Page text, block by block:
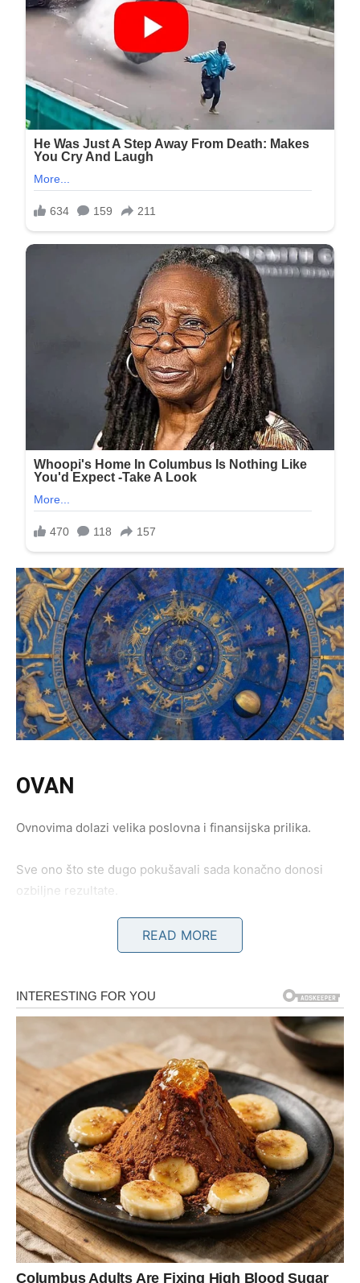
OVAN
Ovnovima dolazi velika poslovna i finansijska prilika.
Sve ono što ste dugo pokušavali sada konačno donosi
ozbiljne rezultate.
Sudbina vam otvara vrata uspjeha
BIK
Bikovima dolazi emotivni mir i sigurnost kakvu dugo nisu
osjetili.
Jedna osoba sada vam pokazuje koliko joj značite i koliko
želi ostati uz vas.
Ljubav vam vraća osmijeh
Pred vama su veoma nježni i posebni trenuci.
BLIZANCI
READ MORE